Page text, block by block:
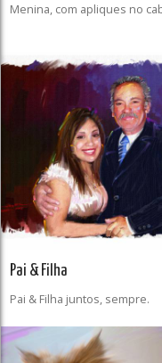
Menina, com apliques no
Pai & Filha
Pai & Filha juntos, sempre.